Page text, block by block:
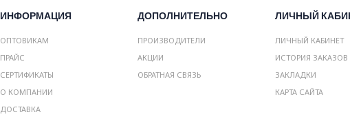
ИНФОРМАЦИЯ
ОПТОВИКАМ
ПРАЙС
СЕРТИФИКАТЫ
О КОМПАНИИ
ДОСТАВКА
ДОПОЛНИТЕЛЬНО
ПРОИЗВОДИТЕЛИ
АКЦИИ
ОБРАТНАЯ СВЯЗЬ
ЛИЧНЫЙ
ЛИЧНЫЙ КАБИНЕТ
ИСТОРИЯ ЗАКАЗОВ
ЗАКЛАДКИ
КАРТА САЙТА